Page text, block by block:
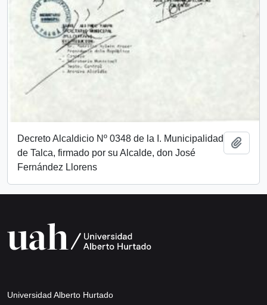
Decreto Alcaldicio Nº 0348 de la I. Municipalidad
de Talca, firmado por su Alcalde, don José
Fernández Llorens
Universidad Alberto Hurtado